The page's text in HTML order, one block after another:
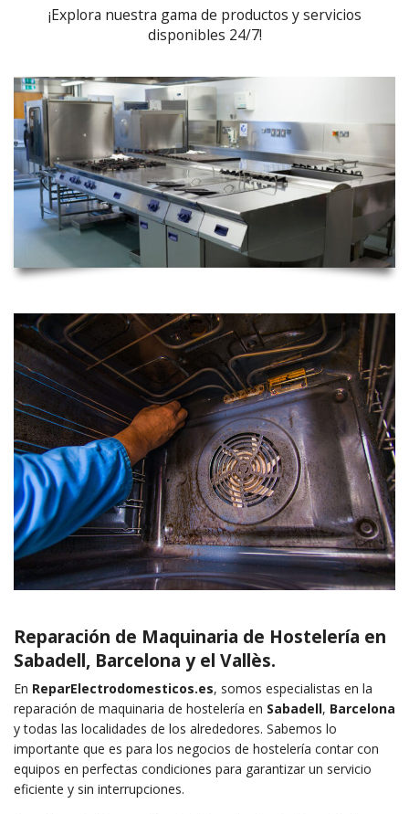
¡Explora nuestra gama de productos y servicios
disponibles 24/7!
Reparación de Maquinaria de Hostelería en
Sabadell, Barcelona y el Vallès.
En ReparElectrodomesticos.es, somos especialistas en la
reparación de maquinaria de hostelería en Sabadell, Barcelona
y todas las localidades de los alrededores. Sabemos lo
importante que es para los negocios de hostelería contar con
equipos en perfectas condiciones para garantizar un servicio
eficiente y sin interrupciones.